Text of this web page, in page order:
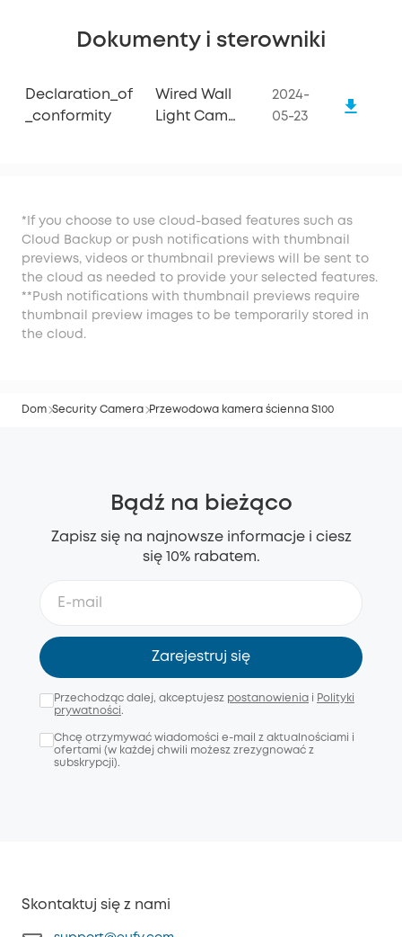
Dokumenty i sterowniki
Declaration_of
_conformity
Wired Wall
Light Cam
2024-
05-23
*If you choose to use cloud-based features such as
Cloud Backup or push notifications with thumbnail
previews, videos or thumbnail previews will be sent to
the cloud as needed to provide your selected features.
**Push notifications with thumbnail previews require
thumbnail preview images to be temporarily stored in
the cloud.
Dom Security Camera Przewodowa kamera ścienna S100
Bądź na bieżąco
Zapisz się na najnowsze informacje i ciesz
się 10% rabatem.
Zarejestruj się
Przechodząc dalej, akceptujesz postanowienia i Polityki
prywatności.
Chcę otrzymywać wiadomości e-mail z aktualnościami i
ofertami (w każdej chwili możesz zrezygnować z
subskrypcji).
Skontaktuj się z nami